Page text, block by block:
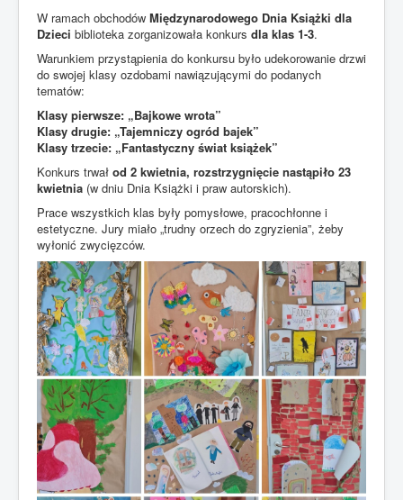
W ramach obchodów Międzynarodowego Dnia Książki dla
Dzieci biblioteka zorganizowała konkurs dla klas 1-3.
Warunkiem przystąpienia do konkursu było udekorowanie drzwi
do swojej klasy ozdobami nawiązującymi do podanych
tematów:
Klasy pierwsze: „Bajkowe wrota”
Klasy drugie: „Tajemniczy ogród bajek”
Klasy trzecie: „Fantastyczny świat książek”
Konkurs trwał od 2 kwietnia, rozstrzygnięcie nastąpiło 23
kwietnia (w dniu Dnia Książki i praw autorskich).
Prace wszystkich klas były pomysłowe, pracochłonne i
estetyczne. Jury miało „trudny orzech do zgryzienia”, żeby
wyłonić zwycięzców.